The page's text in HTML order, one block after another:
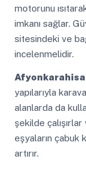
motorunu
imkanı sağlar.
sitesindeki ve
incelenmelidir.
yapılarıyla
alanlarda da
şekilde
eşyaların çabuk
artırır.